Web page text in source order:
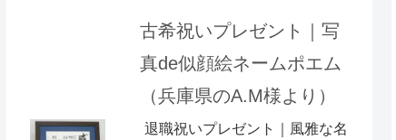
古希祝いプレゼント｜写
真de似顔絵ネームポエム
（兵庫県のA.M様より）
退職祝いプレゼント｜風雅な名